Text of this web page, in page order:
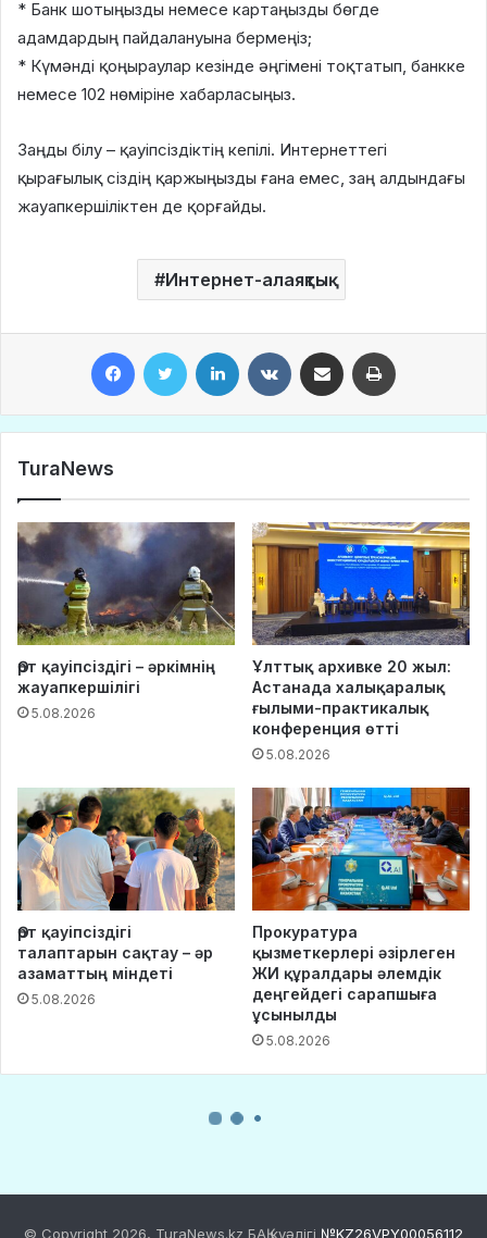
© Copyright 2026, TuraNews.kz БАҚ куәлігі №KZ26VPY00056112